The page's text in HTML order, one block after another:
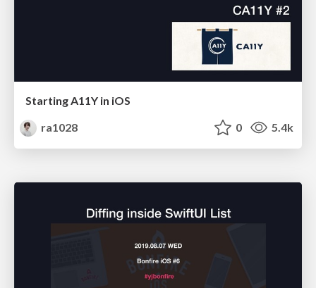
Starting A11Y in iOS
ra1028
0 5.4k